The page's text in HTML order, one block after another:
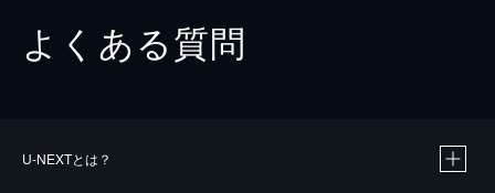
よくある質問
U-NEXTとは？